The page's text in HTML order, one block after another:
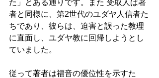
た」とある通りです。また 受取人は著
者と同様に、第2世代のユダヤ人信者た
ちであり、彼らは、迫害と誤った教理
に直面し、ユダヤ教に回帰しようとし
ていました。
従って著者は福音の優位性を示すた